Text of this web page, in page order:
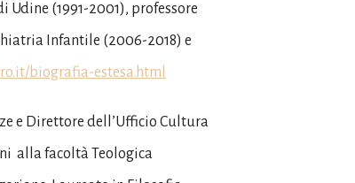
Udine (1991-2001), professore
Infantile (2006-2018) e
biografia-estesa.html
e Direttore dell’Ufficio Cultura
alla facoltà Teologica